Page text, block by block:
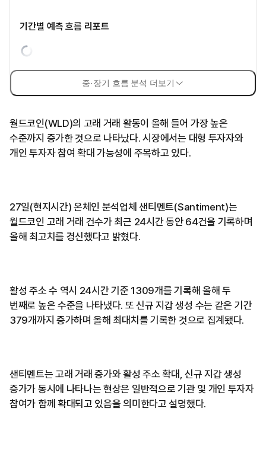
기간별 예측 흐름 리포트
중·장기 흐름 분석 더보기
월드코인(WLD)의 고래 거래 활동이 올해 들어 가장 높은
수준까지 증가한 것으로 나타났다. 시장에서는 대형 투자자와
개인 투자자 참여 확대 가능성에 주목하고 있다.
27일(현지시간) 온체인 분석업체 샌티멘트(Santiment)는
월드코인 고래 거래 건수가 최근 24시간 동안 64건을 기록하며
올해 최고치를 경신했다고 밝혔다.
활성 주소 수 역시 24시간 기준 1309개를 기록해 올해 두
번째로 높은 수준을 나타냈다. 또 신규 지갑 생성 수는 같은 기간
379개까지 증가하며 올해 최대치를 기록한 것으로 집계됐다.
샌티멘트는 고래 거래 증가와 활성 주소 확대, 신규 지갑 생성
증가가 동시에 나타나는 현상은 일반적으로 기관 및 개인 투자자
참여가 함께 확대되고 있음을 의미한다고 설명했다.